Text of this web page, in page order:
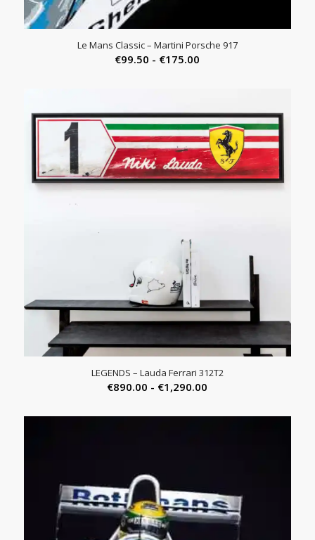
Le Mans Classic – Martini Porsche 917
€99.50 - €175.00
€175.00
LEGENDS – Lauda Ferrari 312T2
€890.00 - €1,290.00
tot